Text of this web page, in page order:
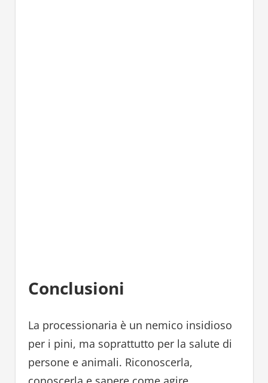
Conclusioni
La processionaria è un nemico insidioso
per i pini, ma soprattutto per la salute di
persone e animali. Riconoscerla,